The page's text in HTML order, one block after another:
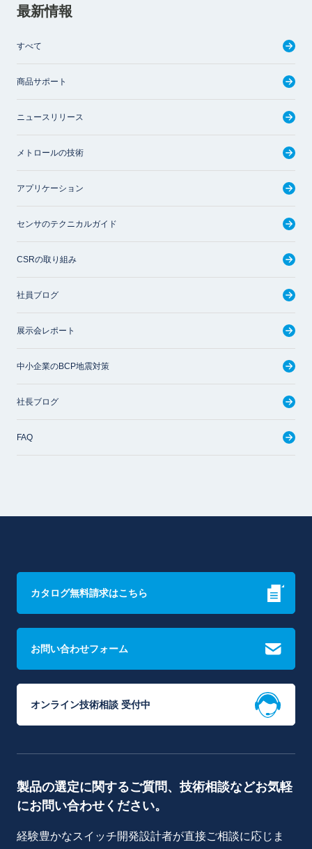
最新情報
すべて
商品サポート
ニュースリリース
メトロールの技術
アプリケーション
センサのテクニカルガイド
CSRの取り組み
社員ブログ
展示会レポート
中小企業のBCP地震対策
社長ブログ
FAQ
カタログ無料請求はこちら
お問い合わせフォーム
オンライン技術相談 受付中
製品の選定に関するご質問、技術相談などお気軽
にお問い合わせください。
経験豊かなスイッチ開発設計者が直接ご相談に応じま